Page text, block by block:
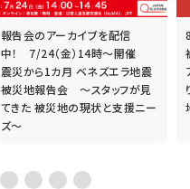
報告会のアーカイブを配信
中！ 7/24（金）14時～開催
震災から1カ月 ベネズエラ地震
被災地報告会 ～スタッフが見
てきた 被災地の現状と支援ニー
ズ～